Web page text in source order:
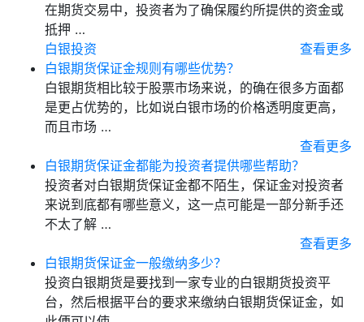
在期货交易中，投资者为了确保履约所提供的资金或
抵押 …
白银投资
查看更多
白银期货保证金规则有哪些优势？
白银期货相比较于股票市场来说，的确在很多方面都
是更占优势的，比如说白银市场的价格透明度更高，
而且市场 …
查看更多
白银期货保证金都能为投资者提供哪些帮助？
投资者对白银期货保证金都不陌生，保证金对投资者
来说到底都有哪些意义，这一点可能是一部分新手还
不太了解 …
查看更多
白银期货保证金一般缴纳多少？
投资白银期货是要找到一家专业的白银期货投资平
台，然后根据平台的要求来缴纳白银期货保证金，如